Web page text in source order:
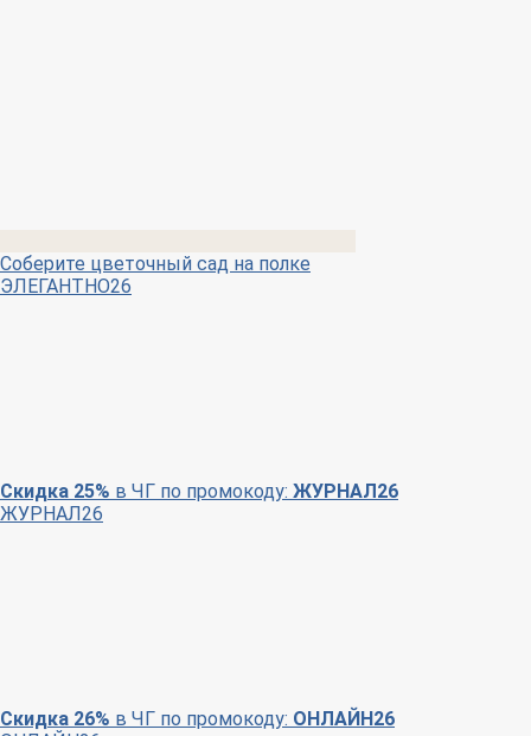
Соберите цветочный сад на полке
ЭЛЕГАНТНО26
Скидка 25% в ЧГ по промокоду: ЖУРНАЛ26
ЖУРНАЛ26
Скидка 26% в ЧГ по промокоду: ОНЛАЙН26